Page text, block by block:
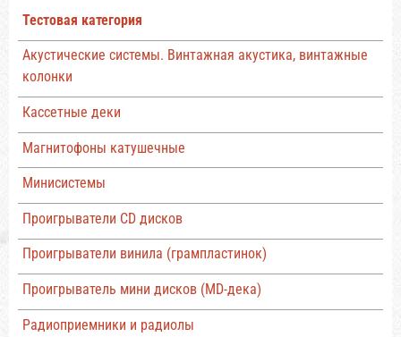
Тестовая категория
Акустические системы. Винтажная акустика, винтажные
колонки
Кассетные деки
Магнитофоны катушечные
Минисистемы
Проигрыватели CD дисков
Проигрыватели винила (грампластинок)
Проигрыватель мини дисков (MD-дека)
Радиоприемники и радиолы